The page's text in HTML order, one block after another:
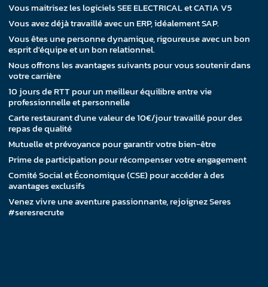
Vous maitrisez les logiciels SEE ELECTRICAL et CATIA V5
Vous avez déjà travaillé avec un ERP, idéalement SAP.
Vous êtes une personne dynamique, rigoureuse avec un bon
esprit d'équipe et un bon relationnel.
Nous offrons les avantages suivants pour vous soutenir dans
votre carrière
10 jours de RTT pour un meilleur équilibre entre vie
professionnelle et personnelle
Carte restaurant d'une valeur de 10€/jour travaillé pour des
repas de qualité
Mutuelle et prévoyance pour garantir votre bien-être
Prime de participation pour récompenser votre engagement
Comité Social et Économique (CSE) pour accéder à des
avantages exclusifs
Venez vivre une aventure passionnante, rejoignez Seres
#seresrecrute